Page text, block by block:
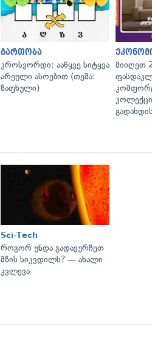
გართობა
კროსვორდი: ააწყვე სიტყვა
არეული ასოებით (თემა:
ზაფხული)
მიიღეთ
Sci-Tech
როგორ უნდა გადავურჩეთ
მზის სიკვდილს? — ახალი
კვლევა